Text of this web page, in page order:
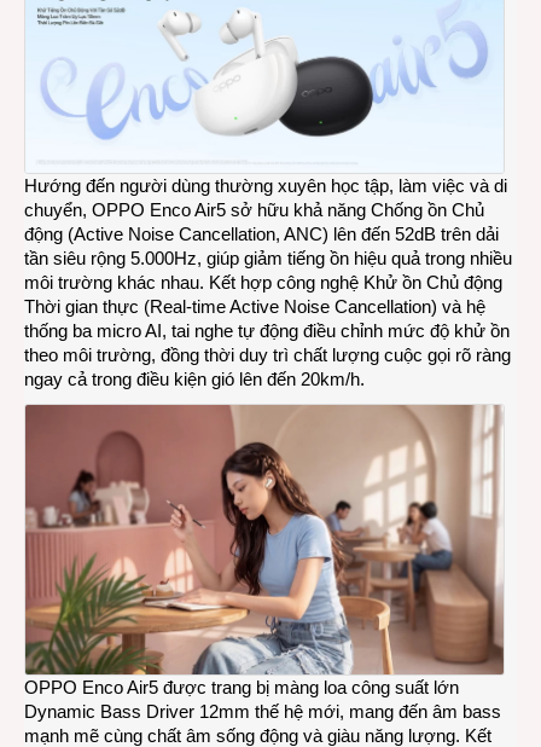
Hướng đến người dùng thường xuyên học tập, làm việc và di
chuyển, OPPO Enco Air5 sở hữu khả năng Chống ồn Chủ
động (Active Noise Cancellation, ANC) lên đến 52dB trên dải
tần siêu rộng 5.000Hz, giúp giảm tiếng ồn hiệu quả trong nhiều
môi trường khác nhau. Kết hợp công nghệ Khử ồn Chủ động
Thời gian thực (Real-time Active Noise Cancellation) và hệ
thống ba micro AI, tai nghe tự động điều chỉnh mức độ khử ồn
theo môi trường, đồng thời duy trì chất lượng cuộc gọi rõ ràng
ngay cả trong điều kiện gió lên đến 20km/h.
OPPO Enco Air5 được trang bị màng loa công suất lớn
Dynamic Bass Driver 12mm thế hệ mới, mang đến âm bass
mạnh mẽ cùng chất âm sống động và giàu năng lượng. Kết